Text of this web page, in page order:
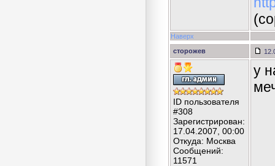
Наверх
сторожев
ID пользователя
#308
Зарегистрирован:
17.04.2007, 00:00
Откуда: Москва
Сообщений:
11571
у